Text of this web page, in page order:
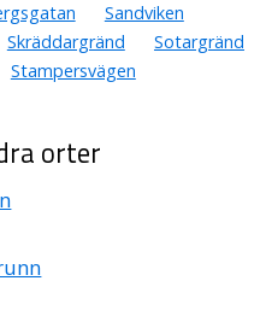
Sandviken
Skräddargränd
Sotargränd
Stampersvägen
orter